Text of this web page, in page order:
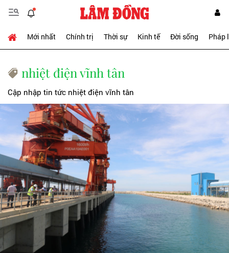
Mới nhất Chính trị Thời sự Kinh tế Đời sống Pháp
nhiệt điện vĩnh tân
Cập nhập tin tức nhiệt điện vĩnh tân